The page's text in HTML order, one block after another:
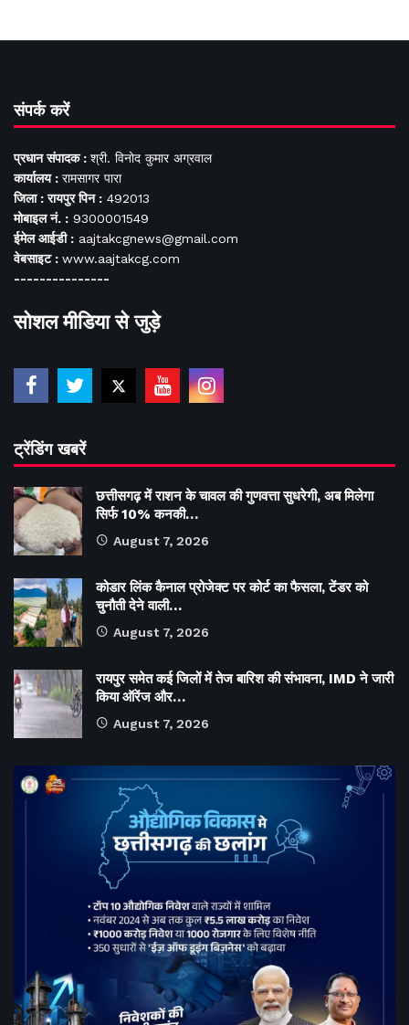
संपर्क करें
प्रधान संपादक : श्री. विनोद कुमार अग्रवाल
कार्यालय : रामसागर पारा
जिला : रायपुर पिन : 492013
मोबाइल नं. : 9300001549
ईमेल आईडी : aajtakcgnews@gmail.com
वेबसाइट : www.aajtakcg.com
---------------
सोशल मीडिया से जुड़े
ट्रेंडिंग खबरें
छत्तीसगढ़ में राशन के चावल की गुणवत्ता सुधरेगी, अब मिलेगा
सिर्फ 10% कनकी…
August 7, 2026
कोडार लिंक कैनाल प्रोजेक्ट पर कोर्ट का फैसला, टेंडर को
चुनौती देने वाली…
August 7, 2026
रायपुर समेत कई जिलों में तेज बारिश की संभावना, IMD ने जारी
किया ऑरेंज और…
August 7, 2026